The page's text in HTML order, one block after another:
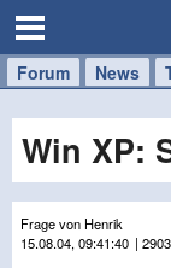
Forum News
Handy
Tablet
Windows
Mac
Win XP:
Frage von Henrik
15.08.04, 09:41:40 |